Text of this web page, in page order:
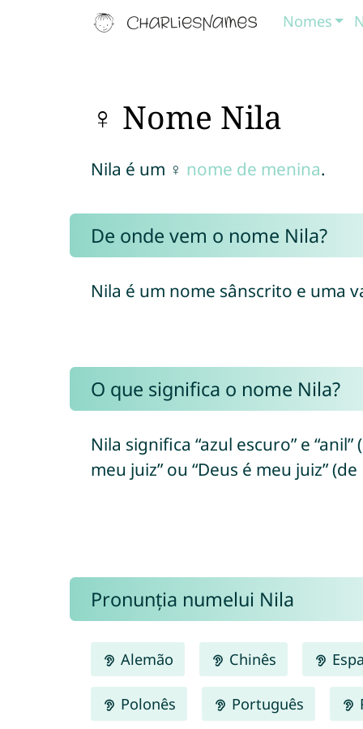
Nomes
♀ Nome Nila
Nila é um ♀ nome de menina.
De onde vem o nome Nila?
Nila é um nome sânscrito e uma
O que significa o nome Nila?
Nila significa “azul escuro” e
meu juiz” ou “Deus é meu juiz” (de
Pronunția numelui Nila
Alemão Chinês
Polonês Português